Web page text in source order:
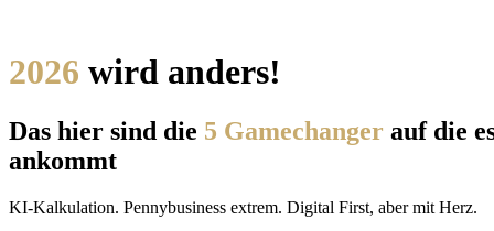
2026 wird anders!
Das hier sind die 5 Gamechanger auf die
ankommt
KI-Kalkulation. Pennybusiness extrem. Digital First, aber mit Herz.